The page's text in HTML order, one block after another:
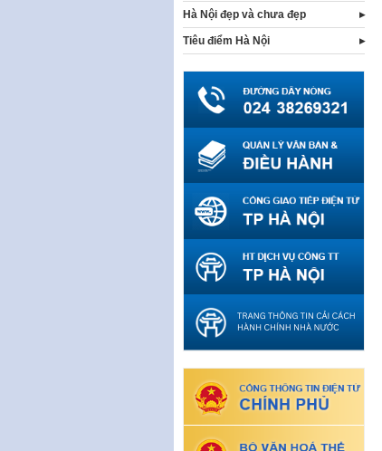
Hà Nội đẹp và chưa đẹp
Tiêu điểm Hà Nội